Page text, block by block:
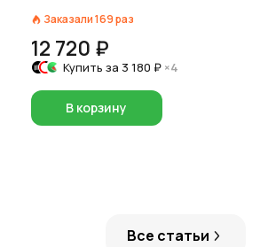
Заказали169раз
12 720 ₽
Купить за 3 180 ₽ ×4
В корзину
Все статьи